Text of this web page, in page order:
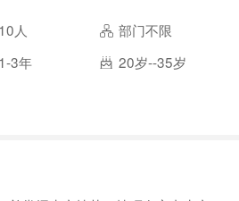
10人
部门不限
1-3年 20岁--35岁